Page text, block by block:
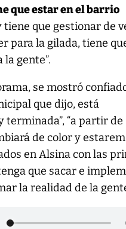
que estar en el barrio
tiene que gestionar de
para la gilada, tiene
gente”.
se mostró
que dijo, está
terminada”, “a partir de
de color y
en Alsina con las
que sacar e
la realidad de la